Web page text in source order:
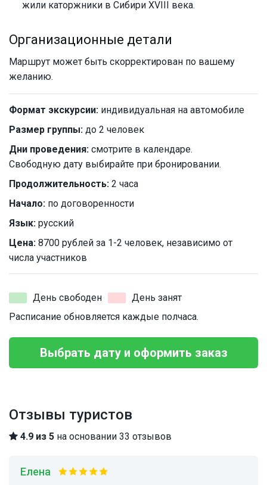
жили каторжники в Сибири XVIII века.
Организационные детали
Маршрут может быть скорректирован по вашему
желанию.
Формат экскурсии: индивидуальная на автомобиле
Размер группы: до 2 человек
Дни проведения: смотрите в календаре.
Свободную дату выбирайте при бронировании.
Продолжительность: 2 часа
Начало: по договоренности
Язык: русский
Цена: 8700 рублей за 1-2 человек, независимо от
числа участников
День свободен
День занят
Расписание обновляется каждые полчаса.
Выбрать дату и оформить заказ
Отзывы туристов
4.9 из 5 на основании 33 отзывов
Елена